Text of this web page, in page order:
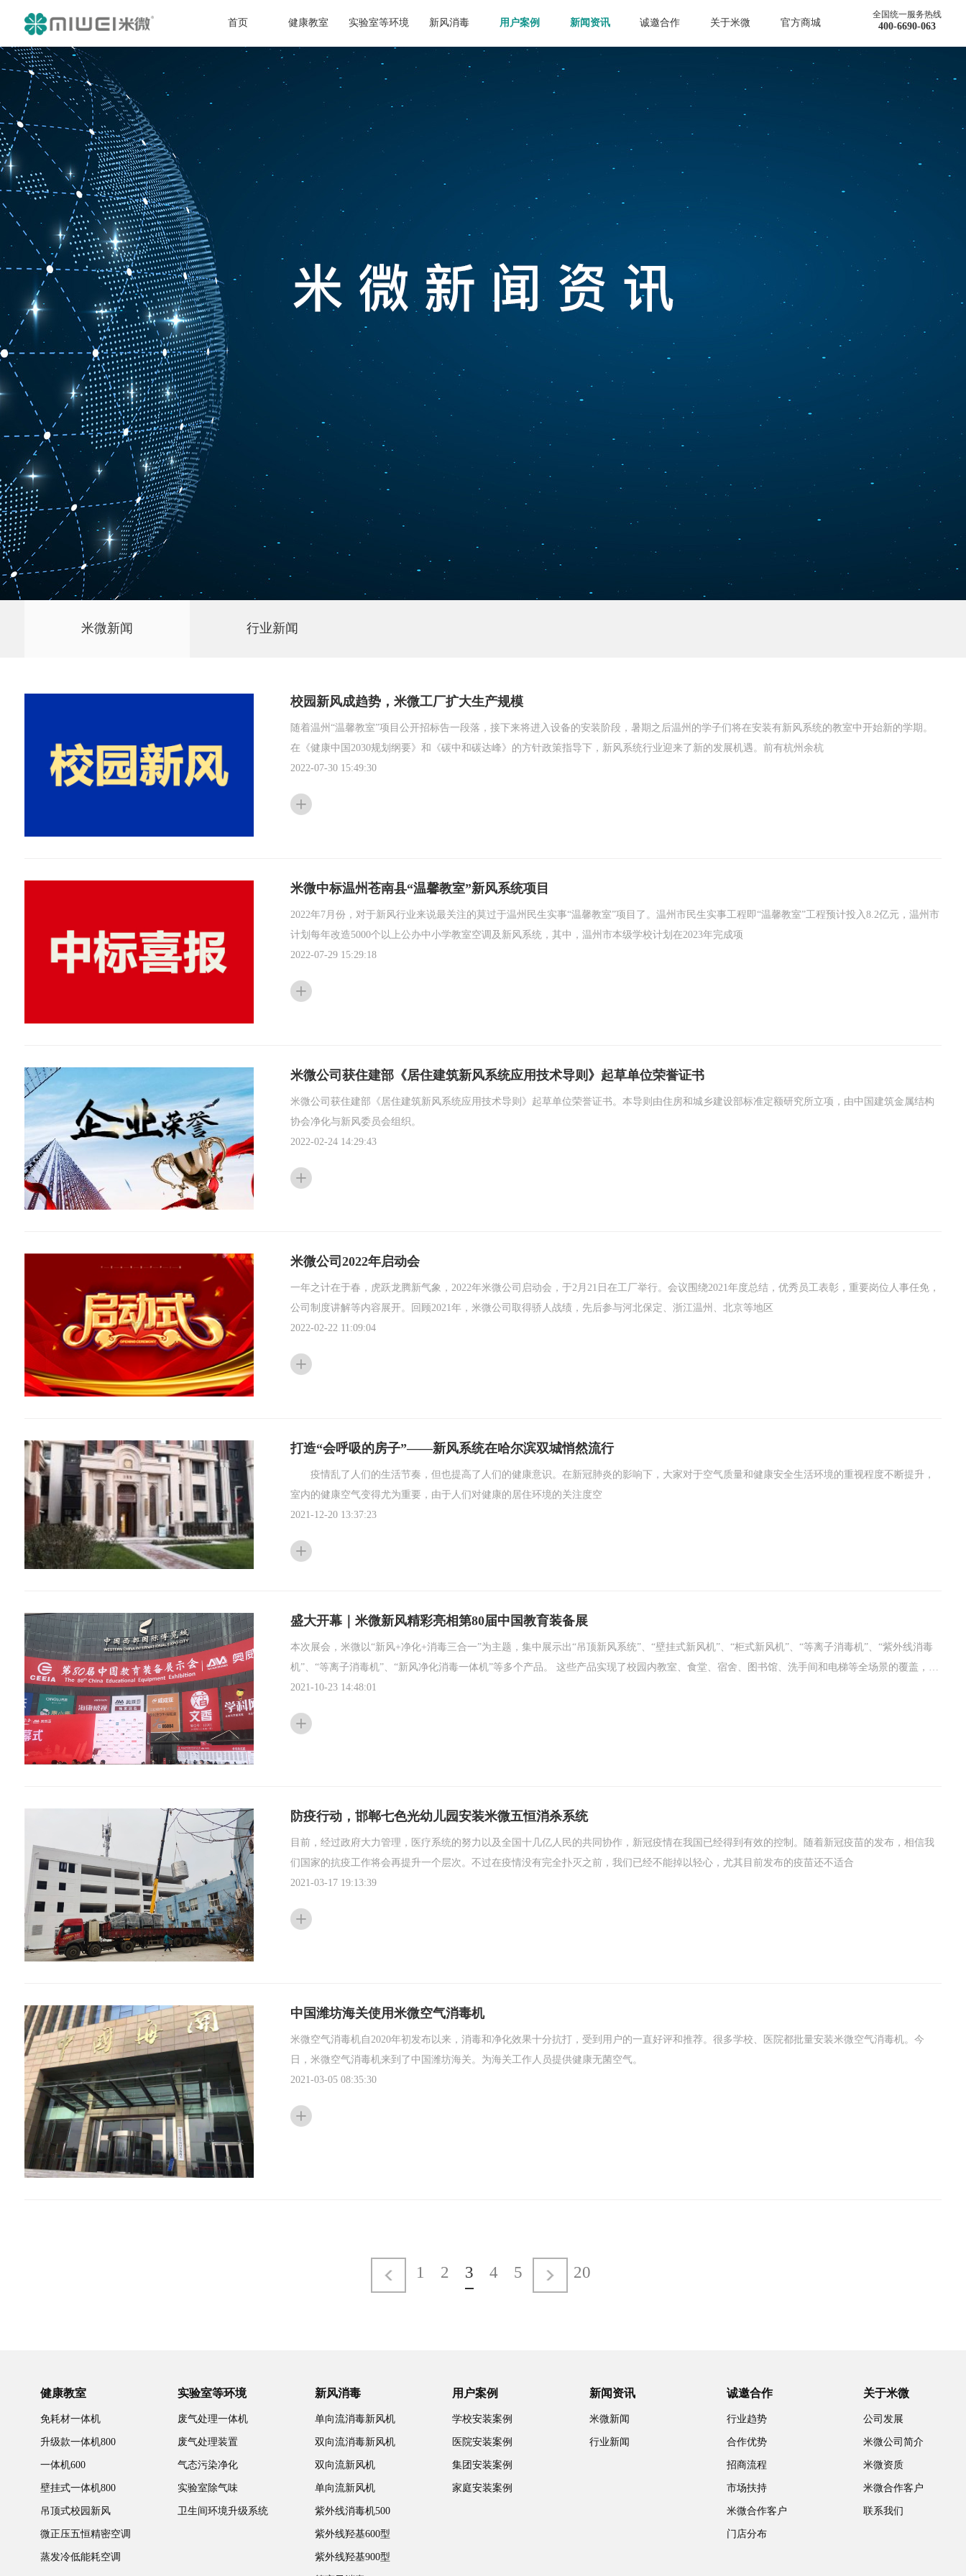
全国统一服务热线
400-6690-063
首页 健康教室 实验室等环境 新风消毒 用户案例 新闻资讯 诚邀合作 关于米微 官方商城
米微新闻 行业新闻
校园新风成趋势，米微工厂扩大生产规模
随着温州“温馨教室”项目公开招标告一段落，接下来将进入设备的安装阶段，暑期之后温州的学子们将在安装有新风系统的教室中开始新的学期。
在《健康中国2030规划纲要》和《碳中和碳达峰》的方针政策指导下，新风系统行业迎来了新的发展机遇。前有杭州余杭
2022-07-30 15:49:30
米微中标温州苍南县“温馨教室”新风系统项目
2022年7月份，对于新风行业来说最关注的莫过于温州民生实事“温馨教室”项目了。温州市民生实事工程即“温馨教室”工程预计投入8.2亿元，温州市
计划每年改造5000个以上公办中小学教室空调及新风系统，其中，温州市本级学校计划在2023年完成项
2022-07-29 15:29:18
米微公司获住建部《居住建筑新风系统应用技术导则》起草单位荣誉证书
米微公司获住建部《居住建筑新风系统应用技术导则》起草单位荣誉证书。本导则由住房和城乡建设部标准定额研究所立项，由中国建筑金属结构
协会净化与新风委员会组织。
2022-02-24 14:29:43
米微公司2022年启动会
一年之计在于春，虎跃龙腾新气象，2022年米微公司启动会，于2月21日在工厂举行。会议围绕2021年度总结，优秀员工表彰，重要岗位人事任免，
公司制度讲解等内容展开。回顾2021年，米微公司取得骄人战绩，先后参与河北保定、浙江温州、北京等地区
2022-02-22 11:09:04
打造“会呼吸的房子”——新风系统在哈尔滨双城悄然流行
疫情乱了人们的生活节奏，但也提高了人们的健康意识。在新冠肺炎的影响下，大家对于空气质量和健康安全生活环境的重视程度不断提升，
室内的健康空气变得尤为重要，由于人们对健康的居住环境的关注度空
2021-12-20 13:37:23
盛大开幕｜米微新风精彩亮相第80届中国教育装备展
本次展会，米微以“新风+净化+消毒三合一”为主题，集中展示出“吊顶新风系统”、“壁挂式新风机”、“柜式新风机”、“等离子消毒机”、“紫外线消毒
机”、“等离子消毒机”、“新风净化消毒一体机”等多个产品。 这些产品实现了校园内教室、食堂、宿舍、图书馆、洗手间和电梯等全场景的覆盖，旨
在长期为学校空气消毒防疫和空气综合管控提供全方面的保障。
2021-10-23 14:48:01
防疫行动，邯郸七色光幼儿园安装米微五恒消杀系统
目前，经过政府大力管理，医疗系统的努力以及全国十几亿人民的共同协作，新冠疫情在我国已经得到有效的控制。随着新冠疫苗的发布，相信我
们国家的抗疫工作将会再提升一个层次。不过在疫情没有完全扑灭之前，我们已经不能掉以轻心，尤其目前发布的疫苗还不适合
2021-03-17 19:13:39
中国潍坊海关使用米微空气消毒机
米微空气消毒机自2020年初发布以来，消毒和净化效果十分抗打，受到用户的一直好评和推荐。很多学校、医院都批量安装米微空气消毒机。今
日，米微空气消毒机来到了中国潍坊海关。为海关工作人员提供健康无菌空气。
2021-03-05 08:35:30
< 1 2 3 4 5 > 20
健康教室
免耗材一体机
升级款一体机800
一体机600
壁挂式一体机800
吊顶式校园新风
微正压五恒精密空调
蒸发冷低能耗空调
实验室等环境
废气处理一体机
废气处理装置
气态污染净化
实验室除气味
卫生间环境升级系统
新风消毒
单向流消毒新风机
双向流消毒新风机
双向流新风机
单向流新风机
紫外线消毒机500
紫外线羟基600型
紫外线羟基900型
用户案例
学校安装案例
医院安装案例
集团安装案例
家庭安装案例
新闻资讯
米微新闻
行业新闻
诚邀合作
行业趋势
合作优势
招商流程
市场扶持
米微合作客户
门店分布
关于米微
公司发展
米微公司简介
米微资质
米微合作客户
联系我们